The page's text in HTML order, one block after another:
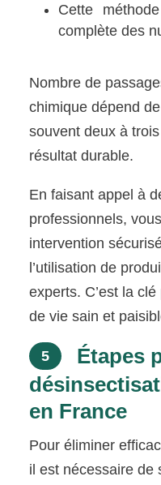
Cette
complète des
Nombre de
chimique dépend
souvent deux à
résultat durable.
En faisant appel à
professionnels,
intervention
l’utilisation de
experts. C’est la
de vie sain et
5
Étapes
en France
Pour éliminer
il est nécessaire de